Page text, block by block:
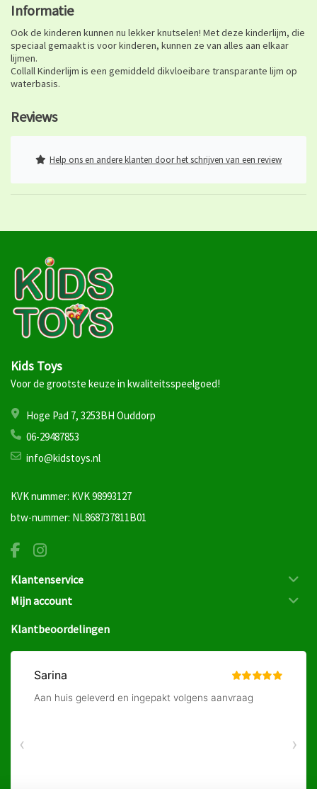
Informatie
Ook de kinderen kunnen nu lekker knutselen! Met deze kinderlijm, die
speciaal gemaakt is voor kinderen, kunnen ze van alles aan elkaar
lijmen.
Collall Kinderlijm is een gemiddeld dikvloeibare transparante lijm op
waterbasis.
Reviews
Help ons en andere klanten door het schrijven van een review
Kids Toys
Voor de grootste keuze in kwaliteitsspeelgoed!
Hoge Pad 7, 3253BH Ouddorp
06-29487853
info@kidstoys.nl
KVK nummer: KVK 98993127
btw-nummer: NL868737811B01
Klantenservice
Mijn account
Klantbeoordelingen